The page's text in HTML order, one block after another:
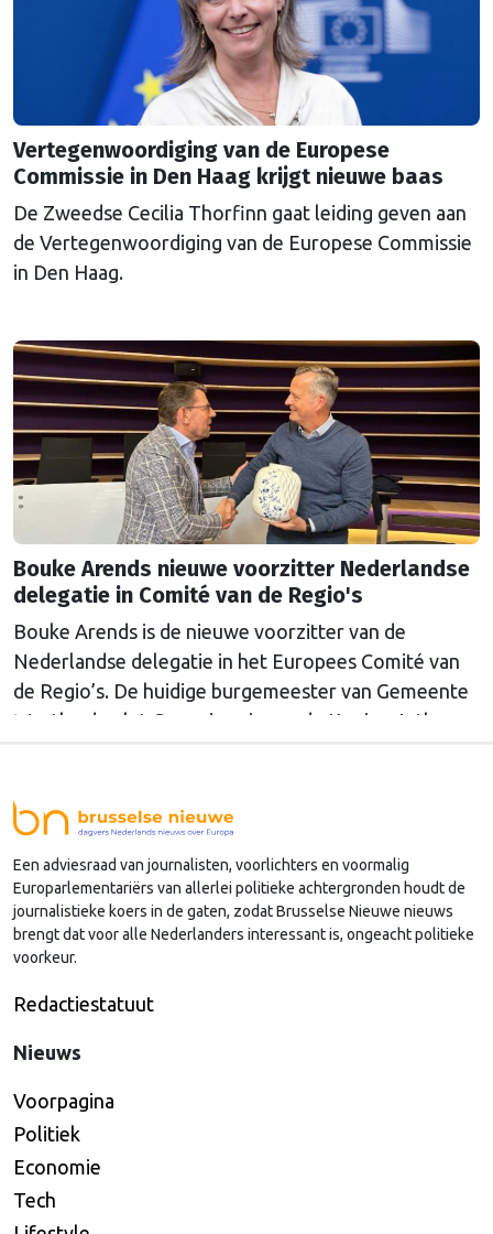
Vertegenwoordiging van de Europese
Commissie in Den Haag krijgt nieuwe baas
De Zweedse Cecilia Thorfinn gaat leiding geven aan
de Vertegenwoordiging van de Europese Commissie
in Den Haag.
Bouke Arends nieuwe voorzitter Nederlandse
delegatie in Comité van de Regio's
Bouke Arends is de nieuwe voorzitter van de
Nederlandse delegatie in het Europees Comité van
de Regio’s. De huidige burgemeester van Gemeente
Westland volgt Commissaris van de Koning Arthur
Nederlandse regio’s behoorlijk succesvol in hun
lobby in Brussel, en dat komt vooral omdat …
Continued
Een adviesraad van journalisten, voorlichters en voormalig
Europarlementariërs van allerlei politieke achtergronden houdt de
journalistieke koers in de gaten, zodat Brusselse Nieuwe nieuws
brengt dat voor alle Nederlanders interessant is, ongeacht politieke
voorkeur.
Redactiestatuut
Nieuws
Voorpagina
Politiek
Economie
Tech